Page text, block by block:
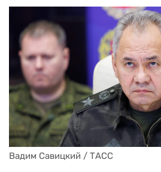
Вадим Савицкий / ТАСС